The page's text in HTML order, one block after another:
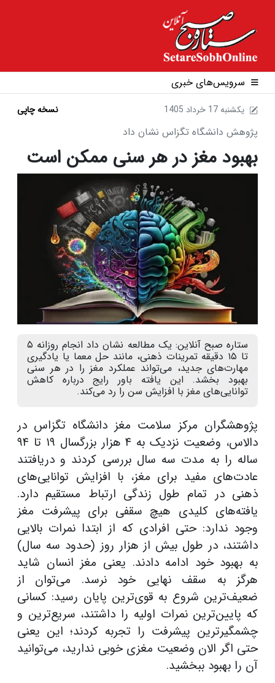
سرویس‌های خبری
1405 يکشنبه 17 خرداد نسخه چاپی
پژوهش دانشگاه تگزاس نشان داد
بهبود مغز در هر سنی ممکن است
ستاره صبح آنلاین: یک مطالعه نشان ‌داد انجام روزانه ۵
تا ۱۵ دقیقه تمرینات ذهنی، مانند حل معما یا یادگیری
مهارت‌های جدید، می‌تواند عملکرد مغز را در هر سنی
بهبود بخشد. این یافته باور رایج درباره کاهش
توانایی‌های مغز با افزایش سن را رد می‌کند.
پژوهشگران مرکز سلامت مغز دانشگاه تگزاس در
دالاس، وضعیت نزدیک به ۴ هزار بزرگسال ۱۹ تا ۹۴
ساله را به مدت سه سال بررسی کردند و دریافتند
عادت‌های مفید برای مغز، با افزایش توانایی‌های
ذهنی در تمام طول زندگی ارتباط مستقیم دارد.
یافته‌های کلیدی هیچ سقفی برای پیشرفت مغز
وجود ندارد: حتی افرادی که از ابتدا نمرات بالایی
داشتند، در طول بیش از هزار روز (حدود سه سال)
به بهبود خود ادامه دادند. یعنی مغز انسان شاید
هرگز به سقف نهایی خود نرسد. می‌توان از
ضعیف‌ترین شروع به قوی‌ترین پایان رسید: کسانی
که پایین‌ترین نمرات اولیه را داشتند، سریع‌ترین و
چشمگیرترین پیشرفت را تجربه کردند؛ این یعنی
حتی اگر الان وضعیت مغزی خوبی ندارید، می‌توانید
آن را بهبود ببخشید.